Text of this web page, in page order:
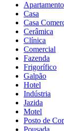
Apartamento
Casa
Casa
Cerâmica
Clínica
Comercial
Fazenda
Frigorífico
Galpão
Hotel
Indústria
Jazida
Motel
Posto de